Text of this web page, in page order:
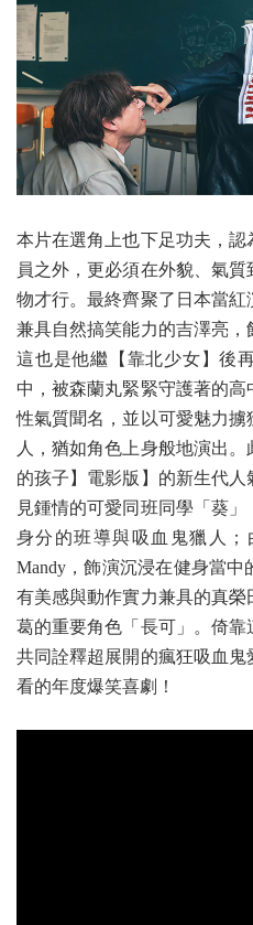
本片在選角上也下足功夫，
員之外，更必須在外貌、氣
物才行。最終齊聚了日本當
兼具自然搞笑能力的吉澤亮，
這也是他繼【靠北少女】後
中，被森蘭丸緊緊守護著的
性氣質聞名，並以可愛魅力
人，猶如角色上身般地演出
的孩子】電影版】的新生代
見鍾情的可愛同班同學「葵
身分的班導與吸血鬼獵人
Mandy，飾演沉浸在健身當
有美感與動作實力兼具的真
葛的重要角色「長可」。倚靠
共同詮釋超展開的瘋狂吸血
看的年度爆笑喜劇！